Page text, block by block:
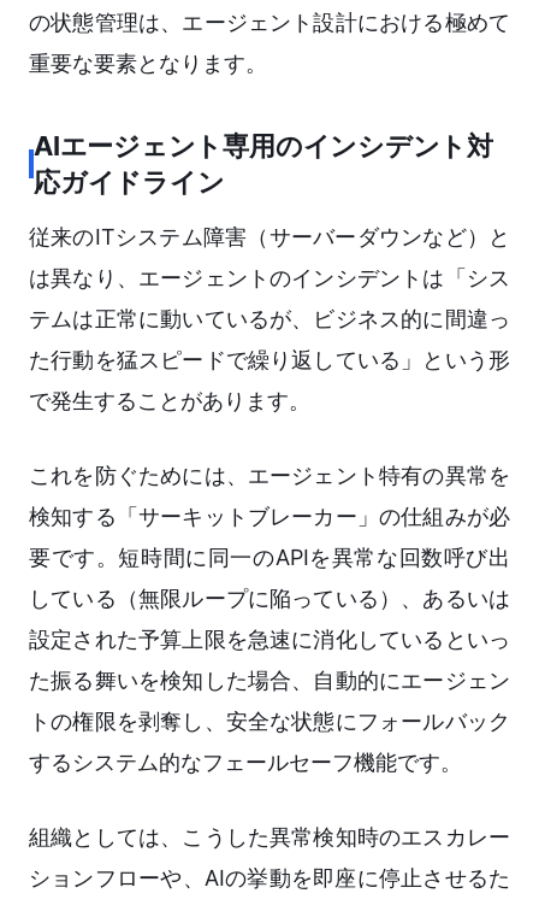
の状態管理は、エージェント設計における極めて
重要な要素となります。
AIエージェント専用のインシデント対
応ガイドライン
従来のITシステム障害（サーバーダウンなど）と
は異なり、エージェントのインシデントは「シス
テムは正常に動いているが、ビジネス的に間違っ
た行動を猛スピードで繰り返している」という形
で発生することがあります。
これを防ぐためには、エージェント特有の異常を
検知する「サーキットブレーカー」の仕組みが必
要です。短時間に同一のAPIを異常な回数呼び出
している（無限ループに陥っている）、あるいは
設定された予算上限を急速に消化しているといっ
た振る舞いを検知した場合、自動的にエージェン
トの権限を剥奪し、安全な状態にフォールバック
するシステム的なフェールセーフ機能です。
組織としては、こうした異常検知時のエスカレー
ションフローや、AIの挙動を即座に停止させるた